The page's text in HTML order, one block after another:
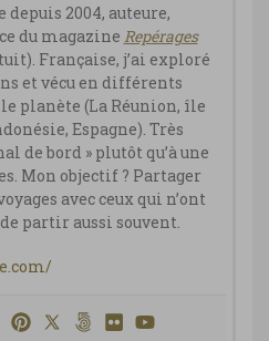
depuis 2004, auteure,
du magazine Repérages
Française, j’ai exploré
et vécu en différents
planète (La Réunion, île
Espagne). Très
de bord » plutôt qu’à une
Mon objectif ? Partager
avec ceux qui n’ont
partir aussi souvent.